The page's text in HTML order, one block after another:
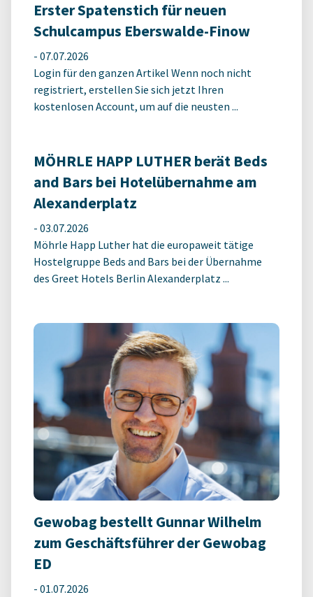
Erster Spatenstich für neuen
Schulcampus Eberswalde-Finow
- 07.07.2026
Login für den ganzen Artikel Wenn noch nicht
registriert, erstellen Sie sich jetzt Ihren
kostenlosen Account, um auf die neusten ...
MÖHRLE HAPP LUTHER berät Beds
and Bars bei Hotelübernahme am
Alexanderplatz
- 03.07.2026
Möhrle Happ Luther hat die europaweit tätige
Hostelgruppe Beds and Bars bei der Übernahme
des Greet Hotels Berlin Alexanderplatz ...
Gewobag bestellt Gunnar Wilhelm
zum Geschäftsführer der Gewobag
ED
- 01.07.2026